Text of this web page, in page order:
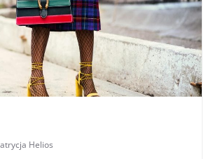
Helios